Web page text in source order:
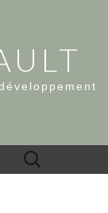
Rechercher :